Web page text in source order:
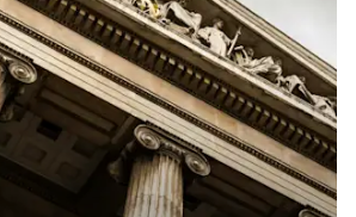
Obtenir mon devis